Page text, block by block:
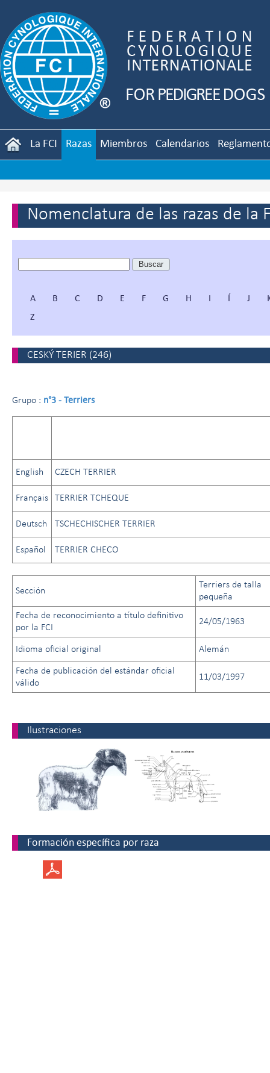
La FCI Razas Miembros Calendarios
Nomenclatura de las razas de la
A B C D E F G H I Í J
Z
CESKÝ TERIER (246)
Grupo : n°3 - Terriers
English CZECH TERRIER
Français TERRIER TCHEQUE
Deutsch TSCHECHISCHER TERRIER
Español TERRIER CHECO
Sección
Terriers de talla
pequeña
Fecha de reconocimiento a título definitivo
por la FCI
24/05/1963
Idioma oficial original Alemán
Fecha de publicación del estándar oficial
válido
11/03/1997
Ilustraciones
Formación específica por raza